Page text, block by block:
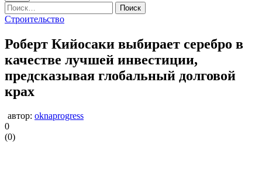
Найти:
Опубликовано
Строительство
Роберт Кийосаки выбирает серебро в
качестве лучшей инвестиции,
предсказывая глобальный долговой
крах
автор: oknaprogress
0
(0)